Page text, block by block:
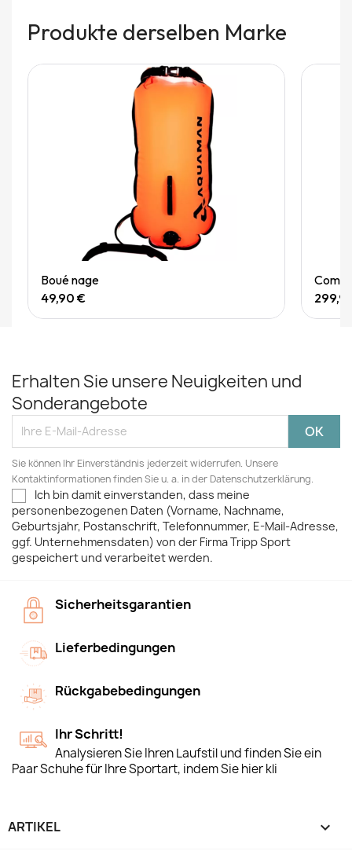
Produkte derselben Marke
Boué nage
49,90 €
Erhalten Sie unsere Neuigkeiten und
Sonderangebote
Sie können Ihr Einverständnis jederzeit widerrufen. Unsere
Kontaktinformationen finden Sie u. a. in der Datenschutzerklärung.
Ich bin damit einverstanden, dass meine
personenbezogenen Daten (Vorname, Nachname,
Geburtsjahr, Postanschrift, Telefonnummer, E-Mail-Adresse,
ggf. Unternehmensdaten) von der Firma Tripp Sport
gespeichert und verarbeitet werden.
Sicherheitsgarantien
Lieferbedingungen
Rückgabebedingungen
Ihr Schritt!
Analysieren Sie Ihren Laufstil und finden Sie ein
Paar Schuhe für Ihre Sportart, indem Sie hier kli
ARTIKEL 